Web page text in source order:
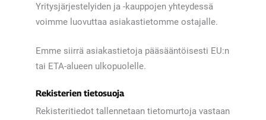
Yritysjärjestelyiden ja -kauppojen yhteydessä
voimme luovuttaa asiakastietomme ostajalle.
Emme siirrä asiakastietoja pääsääntöisesti EU:n
tai ETA-alueen ulkopuolelle.
Rekisterien tietosuoja
Rekisteritiedot tallennetaan tietomurtoja vastaan